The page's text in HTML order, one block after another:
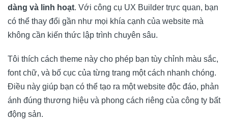
dàng và linh hoạt. Với công cụ UX Builder trực quan, bạn
có thể thay đổi gần như mọi khía cạnh của website mà
không cần kiến thức lập trình chuyên sâu.
Tôi thích cách theme này cho phép bạn tùy chỉnh màu sắc,
font chữ, và bố cục của từng trang một cách nhanh chóng.
Điều này giúp bạn có thể tạo ra một website độc đáo, phản
ánh đúng thương hiệu và phong cách riêng của công ty bất
động sản.